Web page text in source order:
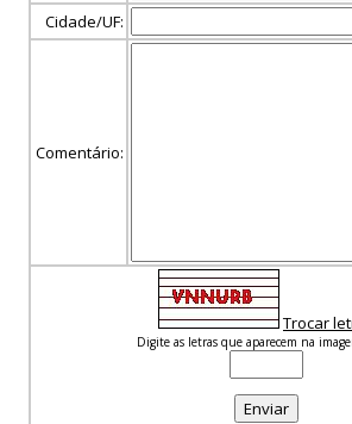
Cidade/UF:
Comentário:
Trocar
Digite as letras que aparecem na